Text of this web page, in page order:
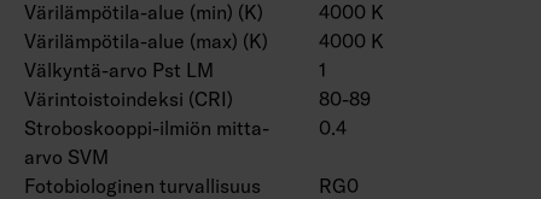
Värilämpötila-alue (min) (K)
4000 K
Värilämpötila-alue (max) (K)
4000 K
Välkyntä-arvo Pst LM
1
Värintoistoindeksi (CRI)
80-89
Stroboskooppi-ilmiön mitta-
arvo SVM
0.4
Fotobiologinen turvallisuus
RG0